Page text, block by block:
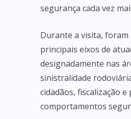
segurança cada vez
Durante a visita,
principais eixos de
designadamente nas
sinistralidade
cidadãos, fiscalização
comportamentos